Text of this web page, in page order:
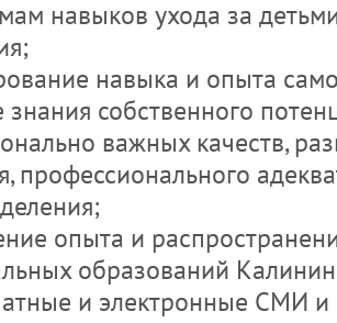
навыков ухода за
навыка и опыта
знания собственного
важных качеств,
профессионального
опыта и
образований
и электронные СМИ